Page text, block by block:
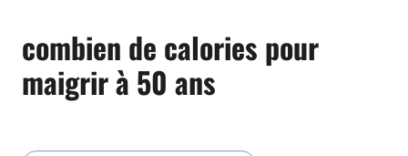
combien de calories pour
maigrir à 50 ans